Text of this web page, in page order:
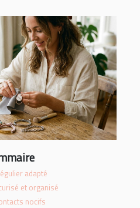
adapté
et organisé
nocifs